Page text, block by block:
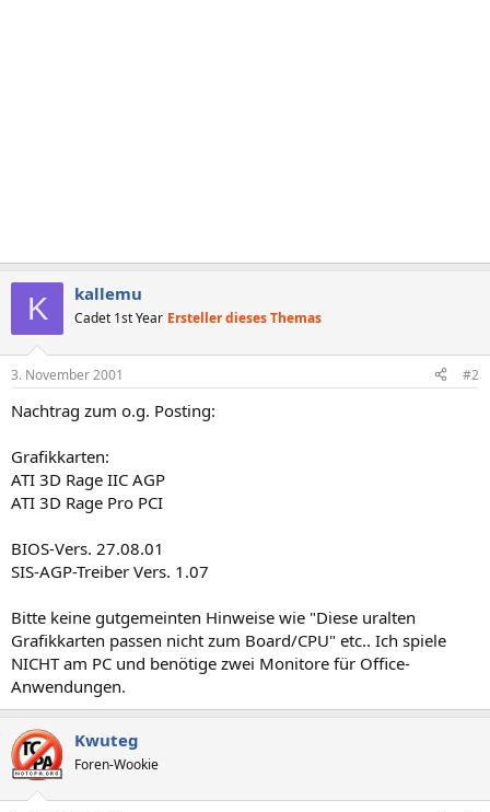
K kallemu
Cadet 1st Year Ersteller dieses Themas
3. November 2001 #2
Nachtrag zum o.g. Posting:
Grafikkarten:
ATI 3D Rage IIC AGP
ATI 3D Rage Pro PCI
BIOS-Vers. 27.08.01
SIS-AGP-Treiber Vers. 1.07
Bitte keine gutgemeinten Hinweise wie "Diese uralten
Grafikkarten passen nicht zum Board/CPU" etc.. Ich spiele
NICHT am PC und benötige zwei Monitore für Office-
Anwendungen.
Kwuteg
Foren-Wookie